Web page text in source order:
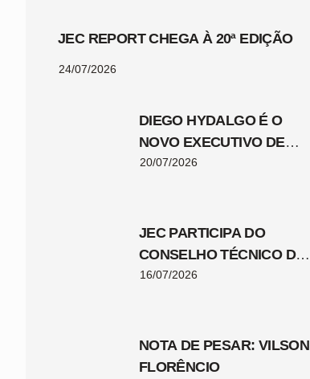
JEC REPORT CHEGA À 20ª EDIÇÃO
24/07/2026
DIEGO HYDALGO É O
NOVO EXECUTIVO DE
FUTEBOL DO JEC
20/07/2026
JEC PARTICIPA DO
CONSELHO TÉCNICO DA
COPA SANTA CATARINA
16/07/2026
NOTA DE PESAR: VILSON
FLORÊNCIO